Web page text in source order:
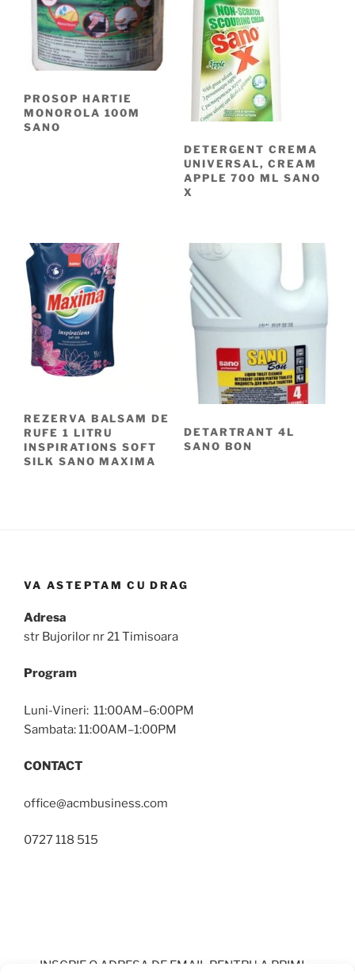
PROSOP HARTIE
MONOROLA 100M
SANO
DETERGENT CREMA
UNIVERSAL, CREAM
APPLE 700 ML SANO
X
REZERVA BALSAM DE
RUFE 1 LITRU
INSPIRATIONS SOFT
SILK SANO MAXIMA
DETARTRANT 4L
SANO BON
VA ASTEPTAM CU DRAG
Adresa
str Bujorilor nr 21 Timisoara
Program
Luni-Vineri: 11:00AM–6:00PM
Sambata: 11:00AM–1:00PM
CONTACT
office@acmbusiness.com
0727 118 515
INSCRIE O ADRESA DE EMAIL PENTRU A PRIMI